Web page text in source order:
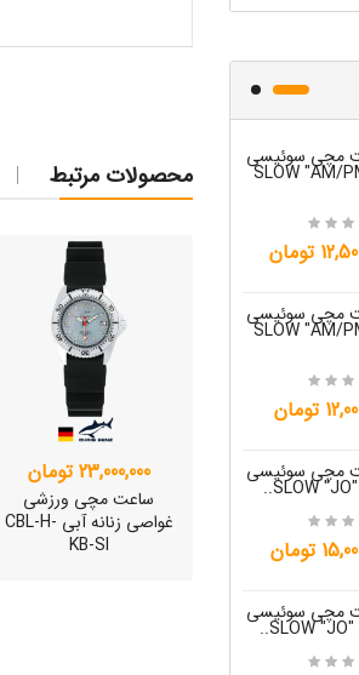
مچی سوئیسی
SLOW "AM/
تومان
مچی سوئیسی
SLOW "AM/
تومان
مچی سوئیسی
SLOW "JO"
تومان
مچی سوئیسی
SLOW "JO"
SLOW "JO" – 03..
15,000,000 تومان
ساعت مچی
SLOW "JO" – 04..
15,000,000 تومان
ساعت مچی
12,000,000 تومان
محصولات مرتبط
23,000,000 تومان
ساعت مچی ورزشی
غواصی زنانه آبی CBL-H-
KB-SI